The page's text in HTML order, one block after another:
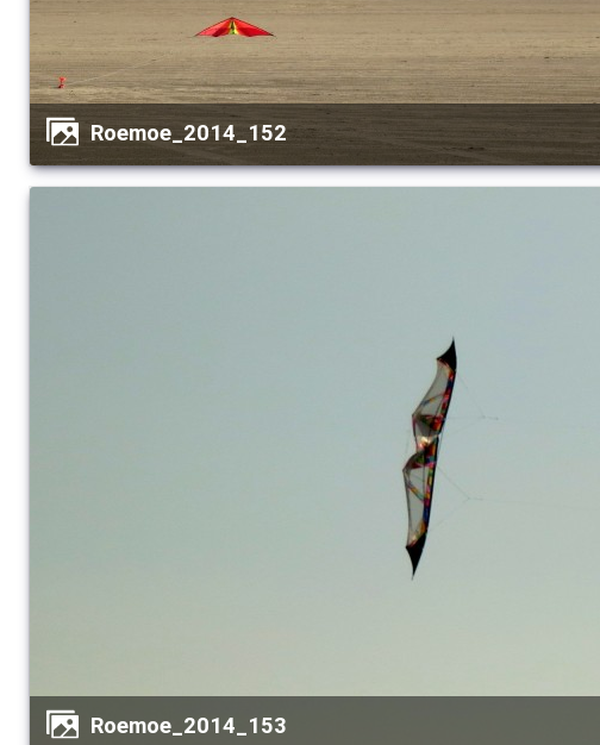
Roemoe_2014_152
Roemoe_2014_153